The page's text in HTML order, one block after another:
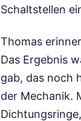
Schaltstellen
Thomas
Das Ergebnis
gab, das noch
der Mechanik.